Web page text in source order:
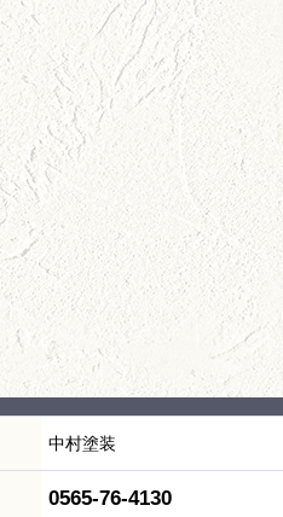
中村塗装
0565-76-4130